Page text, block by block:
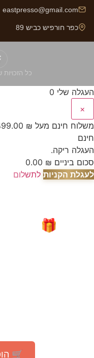
eastpresso@gmail.com
כפר חורפיש כביש 89
כל הזכויות שמורות
העגלה שלי 0
×
משלוח חינם מעל ₪
חינם
העגלה ריקה.
סכום ביניים ₪
לעגלת הקניות לתשלום
🎁 מבצע
🛒